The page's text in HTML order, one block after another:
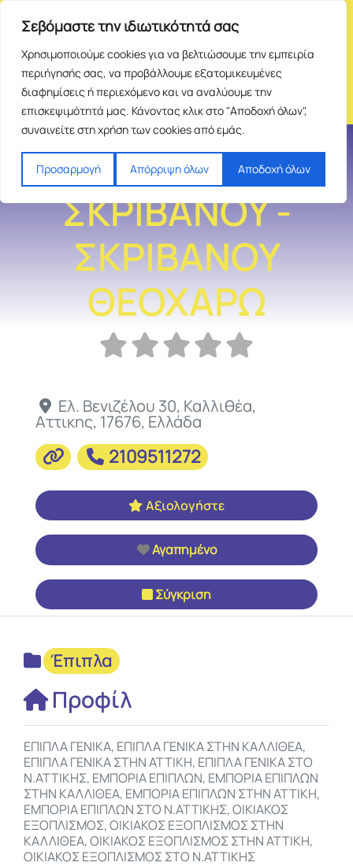
Σεβόμαστε την ιδιωτικότητά σας
Χρησιμοποιούμε cookies για να βελτιώσουμε την εμπειρία
περιήγησής σας, να προβάλλουμε εξατομικευμένες
διαφημίσεις ή περιεχόμενο και να αναλύουμε την
επισκεψιμότητά μας. Κάνοντας κλικ στο "Αποδοχή όλων",
συναινείτε στη χρήση των cookies από εμάς.
Προσαρμογή Απόρριψη όλων Αποδοχή όλων
ΈΠΙΠΛΑ
ΣΚΡΙΒΑΝΟΥ -
ΣΚΡΙΒΑΝΟΥ
ΘΕΟΧΑΡΩ
Ελ. Βενιζέλου 30, Καλλιθέα,
Αττικης, 17676, Ελλάδα
2109511272
Αξιολογήστε
Αγαπημένο
Σύγκριση
Έπιπλα
Προφίλ
ΕΠΙΠΛΑ ΓΕΝΙΚΑ, ΕΠΙΠΛΑ ΓΕΝΙΚΑ ΣΤΗΝ ΚΑΛΛΙΘΕΑ,
ΕΠΙΠΛΑ ΓΕΝΙΚΑ ΣΤΗΝ ΑΤΤΙΚΗ, ΕΠΙΠΛΑ ΓΕΝΙΚΑ ΣΤΟ
Ν.ΑΤΤΙΚΗΣ, ΕΜΠΟΡΙΑ ΕΠΙΠΛΩΝ, ΕΜΠΟΡΙΑ ΕΠΙΠΛΩΝ
ΣΤΗΝ ΚΑΛΛΙΘΕΑ, ΕΜΠΟΡΙΑ ΕΠΙΠΛΩΝ ΣΤΗΝ ΑΤΤΙΚΗ,
ΕΜΠΟΡΙΑ ΕΠΙΠΛΩΝ ΣΤΟ Ν.ΑΤΤΙΚΗΣ, ΟΙΚΙΑΚΟΣ
ΕΞΟΠΛΙΣΜΟΣ, ΟΙΚΙΑΚΟΣ ΕΞΟΠΛΙΣΜΟΣ ΣΤΗΝ
ΚΑΛΛΙΘΕΑ, ΟΙΚΙΑΚΟΣ ΕΞΟΠΛΙΣΜΟΣ ΣΤΗΝ ΑΤΤΙΚΗ,
ΟΙΚΙΑΚΟΣ ΕΞΟΠΛΙΣΜΟΣ ΣΤΟ Ν.ΑΤΤΙΚΗΣ